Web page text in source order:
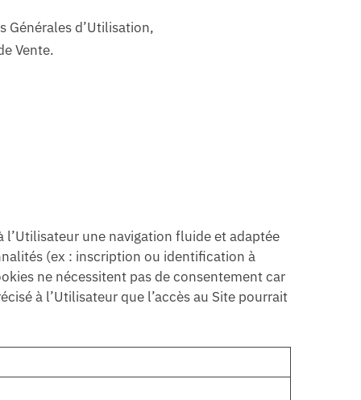
Générales d’Utilisation,
Vente.
une navigation fluide et adaptée
(ex : inscription ou identification à
ne nécessitent pas de consentement car
à l’Utilisateur que l’accès au Site pourrait